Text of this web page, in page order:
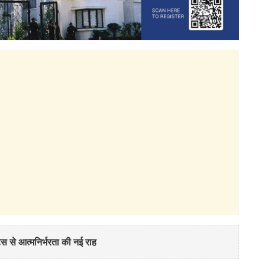
आत्मनिर्भरता की नई राह